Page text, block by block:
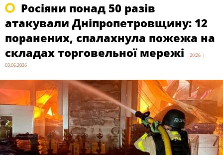
Росіяни понад 50 разів
атакували Дніпропетровщину: 12
поранених, спалахнула пожежа на
складах торговельної мережі
20:26 |
03.06.2026